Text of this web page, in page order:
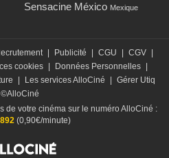
Sensacine México Mexique
Publicité CGU CGV
cookies Données Personnelles
Les services AlloCiné
Gérer Utiq
©AlloCiné
de votre cinéma sur le numéro AlloCiné :
(0,90€/minute)